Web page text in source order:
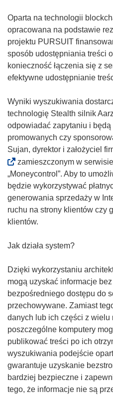
Oparta na technologii
opracowana na podstawie
projektu PURSUIT
sposób udostępniania treści
konieczność łączenia się z
efektywne udostępnianie
Wyniki wyszukiwania
technologię Stealth silnik
odpowiadać zapytaniu i będą
promowanych czy
Sujan, dyrektor i założyciel
zamieszczonym w
„Moneycontrol”. Aby to
będzie wykorzystywać
generowania sprzedaży w
ruchu na strony klientów czy
klientów.
Jak działa system?
Dzięki wykorzystaniu
mogą uzyskać informacje
bezpośredniego dostępu do
przechowywane. Zamiast
danych lub ich części z wielu
poszczególne komputery
publikować treści po ich
wyszukiwania podejście
gwarantuje uzyskanie
bardziej bezpieczne i
tego, że informacje nie są